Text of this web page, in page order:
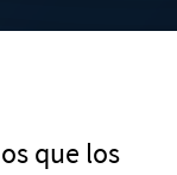
que los